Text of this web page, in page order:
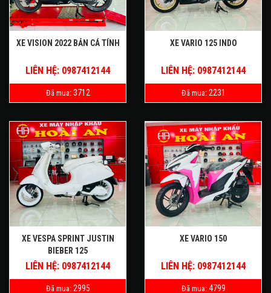
XE VISION 2022 BẢN CÁ TÍNH
LIÊN HỆ: 0987412144
Đã mua: 3712
XE VARIO 125 INDO
LIÊN HỆ: 0987412144
Đã mua: 2231
XE VESPA SPRINT JUSTIN
BIEBER 125
LIÊN HỆ: 0987412144
Đã mua: 2995
XE VARIO 150
LIÊN HỆ: 0987412144
Đã mua: 4799